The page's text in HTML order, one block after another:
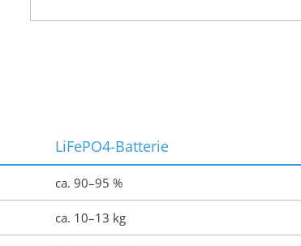
LiFePO4-Batterie
ca. 90–95 %
ca. 10–13 kg